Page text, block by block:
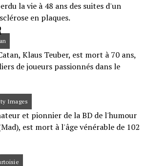
la vie à 48 ans des suites d'un
en plaques.
Klaus Teuber, est mort à 70 ans,
de joueurs passionnés dans le
Images
et pionnier de la BD de l'humour
est mort à l'âge vénérable de 102